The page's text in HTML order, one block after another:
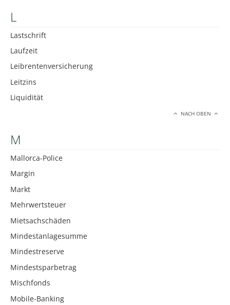
L
Lastschrift
Laufzeit
Leibrentenversicherung
Leitzins
Liquidität
NACH OBEN
M
Mallorca-Police
Margin
Markt
Mehrwertsteuer
Mietsachschäden
Mindestanlagesumme
Mindestreserve
Mindestsparbetrag
Mischfonds
Mobile-Banking